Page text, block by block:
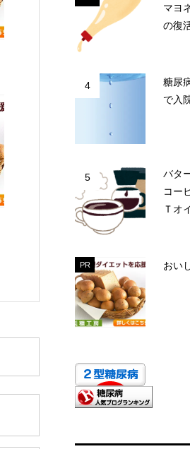
マヨ
の復
4
糖尿
で入
5
バタ
コー
Ｔオ
PR おい